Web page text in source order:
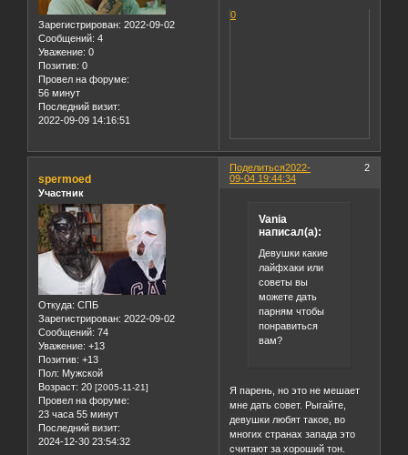
Зарегистрирован: 2022-09-02
Сообщений: 4
Уважение: 0
Позитив: 0
Провел на форуме:
56 минут
Последний визит:
2022-09-09 14:16:51
0
Поделиться 2
2022-
09-04 19:44:34
spermoed
Участник
Откуда: СПБ
Зарегистрирован: 2022-09-02
Сообщений: 74
Уважение: +13
Позитив: +13
Пол: Мужской
Возраст: 20 [2005-11-21]
Провел на форуме:
23 часа 55 минут
Последний визит:
2024-12-30 23:54:32
Vania
написал(а):
Девушки какие
лайфхаки или
советы вы
можете дать
парням чтобы
понравиться
вам?
Я парень, но это не мешает
мне дать совет. Рыгайте,
девушки любят такое, во
многих странах запада это
считают за хороший тон.